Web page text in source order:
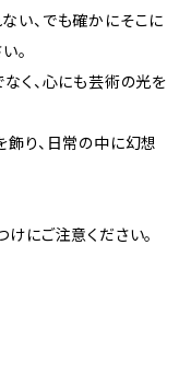
い、でも確かにそこに
。
く、心にも芸術の光を
り、日常の中に幻想
にご注意ください。